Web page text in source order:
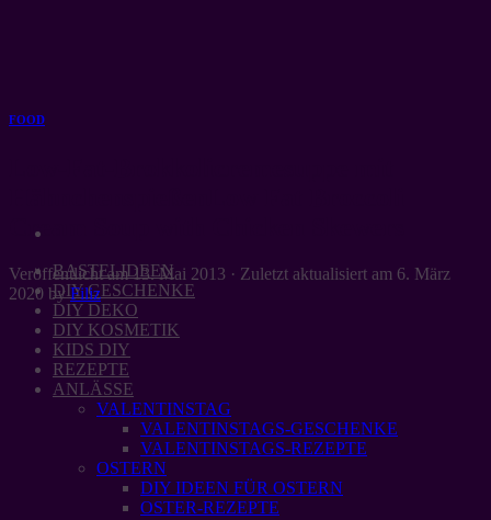
BASTELIDEEN
DIY GESCHENKE
DIY DEKO
DIY KOSMETIK
KIDS DIY
REZEPTE
ANLÄSSE
VALENTINSTAG
VALENTINSTAGS-GESCHENKE
VALENTINSTAGS-REZEPTE
OSTERN
DIY IDEEN FÜR OSTERN
OSTER-REZEPTE
FOOD
Cream Soup with Chicken Skewers
Veröffentlicht am13. Mai 2013 · Zuletzt aktualisiert am 6. März
2020 byFiliz